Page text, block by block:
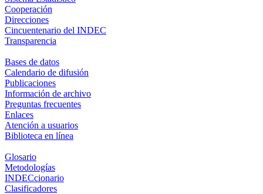
Cooperación
Direcciones
Cincuentenario del INDEC
Transparencia
Bases de datos
Calendario de difusión
Publicaciones
Información de archivo
Preguntas frecuentes
Enlaces
Atención a usuarios
Biblioteca en línea
Glosario
Metodologías
INDECcionario
Clasificadores